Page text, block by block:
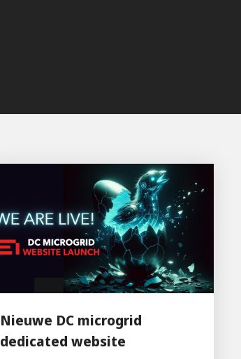
Nieuwe DC microgrid
dedicated website